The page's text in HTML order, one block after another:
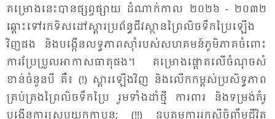
គម្រោង​នេះ​បាន​ផ្សព្វ​ផ្សាយ ដំ​ណាក់​កាល ២០២៦ - ២០៣២
ឆ្ពោះ​ទៅ​រក​ទិស​ដៅ​ស្តារ​ប្រ​ព័ន្ធ​ជីវ​ស្ថាន​ព្រៃ​លិច​ទឹក​ប្រៃ​ឡើង​
វិញ​ផង និង​បង្កើន​លទ្ធ​ភាព​ស៊ាំ​របស់​សហ​គមន៍​ភូមិ​ភាគ​ចំ​ពោះ​
ការ​ប្រែ​ប្រួល​អា​កាស​ធាតុ​ផង។ គម្រោង​ផ្តោត​លើ​ចំ​ណុច​សំ​
ខាន់​ចំ​នួន​បី គឺ៖ (!) ស្តារ​ឡើង​វិញ និង​លើក​កម្ពស់​ប្រ​សិទ្ធ​ភាព​
គ្រប់​គ្រង​ព្រៃ​លិច​ទឹក​ប្រៃ រួម​ទាំង​ដាំ​ថ្មី ការ​ពារ និង​ទម្រង់​គំ​រូ​
បង្កើន​ការ​ស្រូប​យក​កា​បូន; (!!) ឧបត្ថម្ភ​ការ​រក​ស៊ី​ចិញ្ចឹម​ជី​វិត​